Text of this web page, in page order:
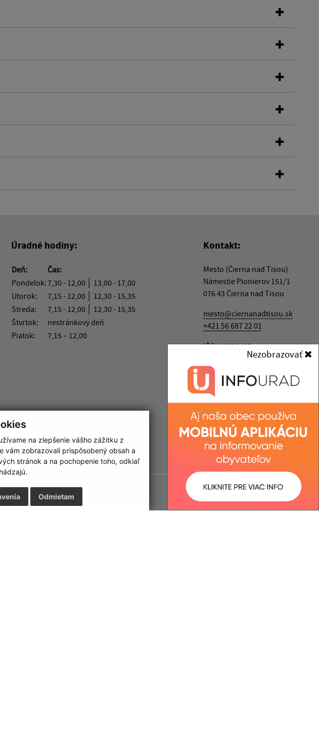
na zlepšenie vášho zážitku z
vám zobrazovali prispôsobený obsah a
stránok a na pochopenie toho, odkiaľ
Odmietam
Response
Úradné hodiny:
Deň:
Čas:
Pondelok:7,30 - 12,00 │ 13,00 - 17,00
Utorok:
7,15 - 12,00 │ 12,30 - 15,35
Streda:
7,15 - 12,00 │ 12,30 - 15,35
Štvrtok:
nestránkový deň
Piatok:
7,15 – 12,00
Kontakt:
Mesto (Čierna nad Tisou)
Námestie Pionierov 151/1
076 43 Čierna nad Tisou
mesto@ciernanadtisou.sk
+421 56 687 22 01
IČO: 00331465
Nezobrazovať